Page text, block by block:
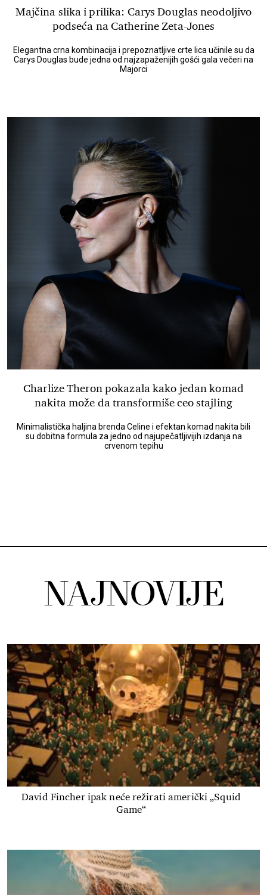
Majčina slika i prilika: Carys Douglas neodoljivo
podseća na Catherine Zeta-Jones
Elegantna crna kombinacija i prepoznatljive crte lica učinile su da
Carys Douglas bude jedna od najzapaženijih gošći gala večeri na
Majorci
Charlize Theron pokazala kako jedan komad
nakita može da transformiše ceo stajling
Minimalistička haljina brenda Celine i efektan komad nakita bili
su dobitna formula za jedno od najupečatljivijih izdanja na
crvenom tepihu
NAJNOVIJE
David Fincher ipak neće režirati američki „Squid
Game“